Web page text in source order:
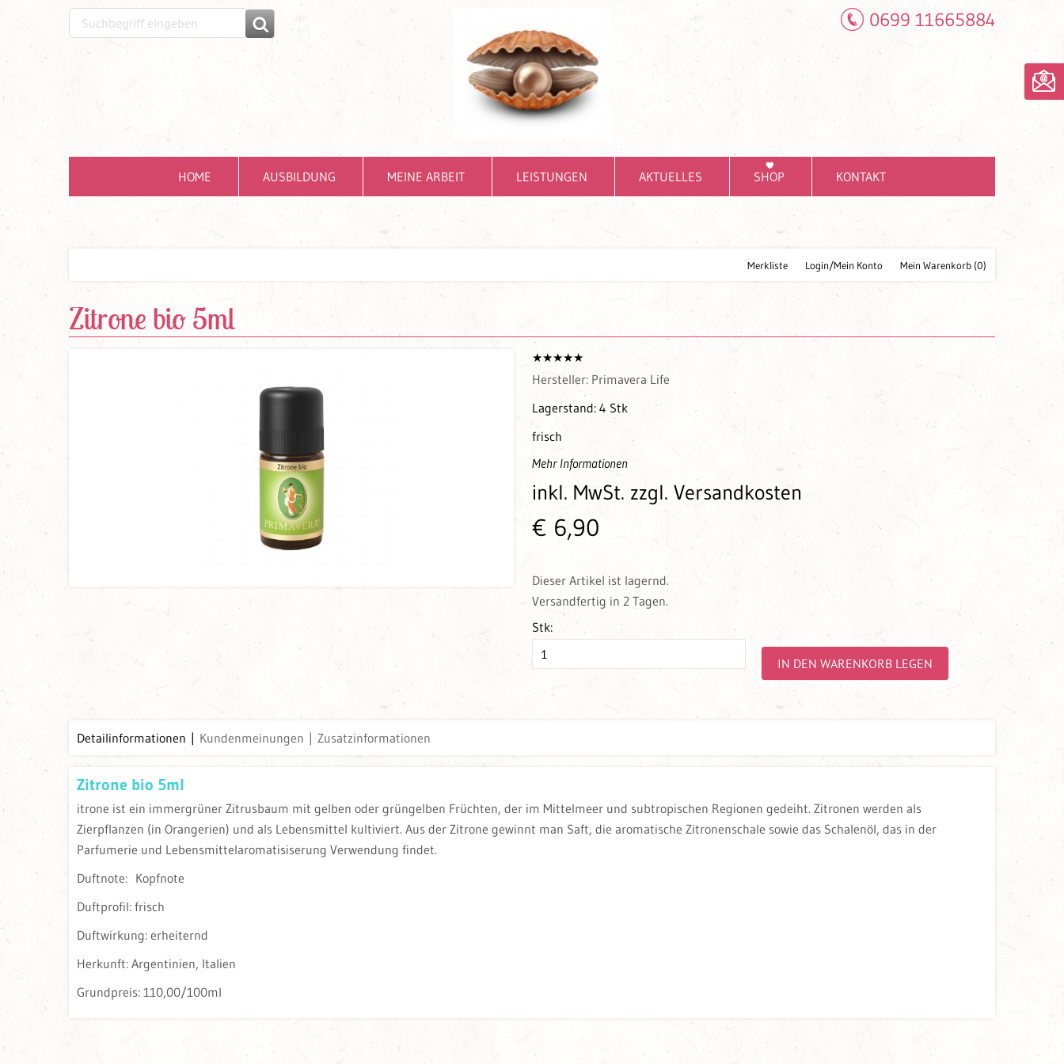
0699 11665884
HOME AUSBILDUNG MEINE ARBEIT LEISTUNGEN AKTUELLES SHOP KONTAKT
Mein Warenkorb (0)
Login/Mein Konto
Merkliste
Zitrone bio 5ml
Hersteller: Primavera Life
Lagerstand: 4 Stk
frisch
Mehr Informationen
inkl. MwSt. zzgl. Versandkosten
€ 6,90
Dieser Artikel ist lagernd.
Versandfertig in 2 Tagen.
Stk:
IN DEN WARENKORB LEGEN
Detailinformationen Kundenmeinungen Zusatzinformationen
Zitrone bio 5ml
itrone ist ein immergrüner Zitrusbaum mit gelben oder grüngelben Früchten, der im Mittelmeer und subtropischen Regionen gedeiht. Zitronen werden als
Zierpflanzen (in Orangerien) und als Lebensmittel kultiviert. Aus der Zitrone gewinnt man Saft, die aromatische Zitronenschale sowie das Schalenöl, das in der
Parfumerie und Lebensmittelaromatisiserung Verwendung findet.
Duftnote: Kopfnote
Duftprofil: frisch
Duftwirkung: erheiternd
Herkunft: Argentinien, Italien
Grundpreis: 110,00/100ml